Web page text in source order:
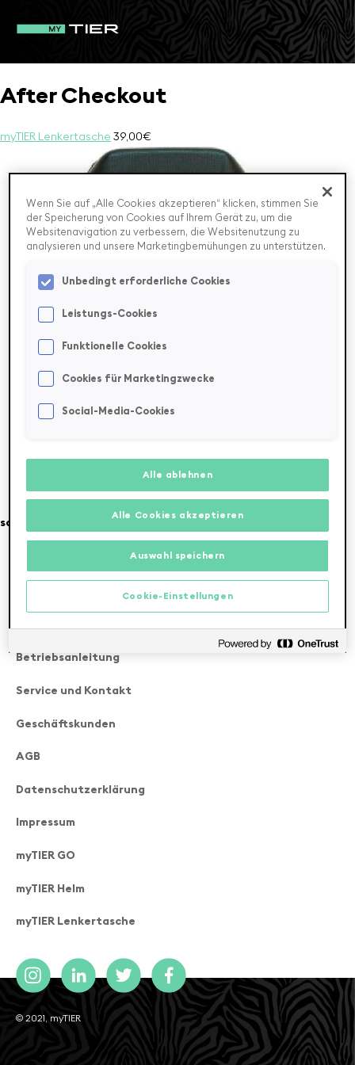
After Checkout
myTIER Lenkertasche 39,00€
sold out
Betriebsanleitung
Service und Kontakt
Geschäftskunden
AGB
Datenschutzerklärung
Impressum
myTIER GO
myTIER Helm
myTIER Lenkertasche
© 2021, myTIER
Wenn Sie auf „Alle Cookies akzeptieren“ klicken, stimmen Sie
der Speicherung von Cookies auf Ihrem Gerät zu, um die
Websitenavigation zu verbessern, die Websitenutzung zu
analysieren und unsere Marketingbemühungen zu unterstützen.
Unbedingt erforderliche Cookies
Leistungs-Cookies
Funktionelle Cookies
Cookies für Marketingzwecke
Social-Media-Cookies
Alle ablehnen
Alle Cookies akzeptieren
Auswahl speichern
Cookie-Einstellungen